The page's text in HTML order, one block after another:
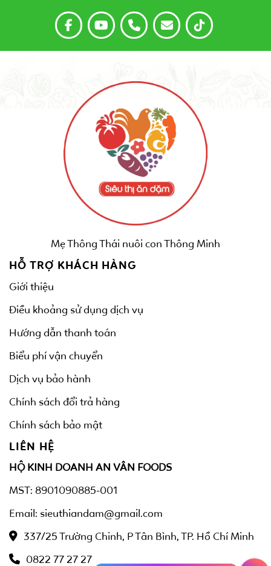
Mẹ Thông Thái nuôi con Thông Minh
HỖ TRỢ KHÁCH HÀNG
Giới thiệu
Điều khoảng sử dụng dịch vụ
Hướng dẫn thanh toán
Biểu phí vận chuyển
Dịch vụ bảo hành
Chính sách đổi trả hàng
Chính sách bảo mật
LIÊN HỆ
HỘ KINH DOANH AN VÂN FOODS
MST: 8901090885-001
Email: sieuthiandam@gmail.com
337/25 Trường Chinh, P Tân Bình, TP. Hồ Chí Minh
0822 77 27 27